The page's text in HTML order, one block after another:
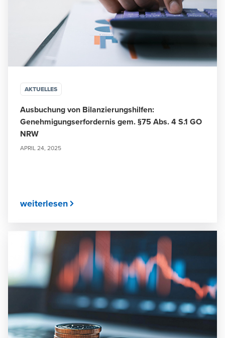
AKTUELLES
Ausbuchung von Bilanzierungshilfen:
Genehmigungserfordernis gem. §75 Abs. 4 S.1 GO
NRW
APRIL 24, 2025
weiterlesen